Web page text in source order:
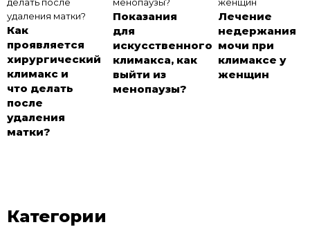
Как
проявляется
хирургический
климакс и
что делать
после
удаления
матки?
Показания
для
искусственного
климакса, как
выйти из
менопаузы?
Лечение
недержания
мочи при
климаксе у
женщин
Категории